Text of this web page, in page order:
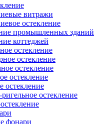
витражи
остекление
промышленных зданий
коттеджей
остекление
остекление
остекление
остекление
остекление
остекление
фонари